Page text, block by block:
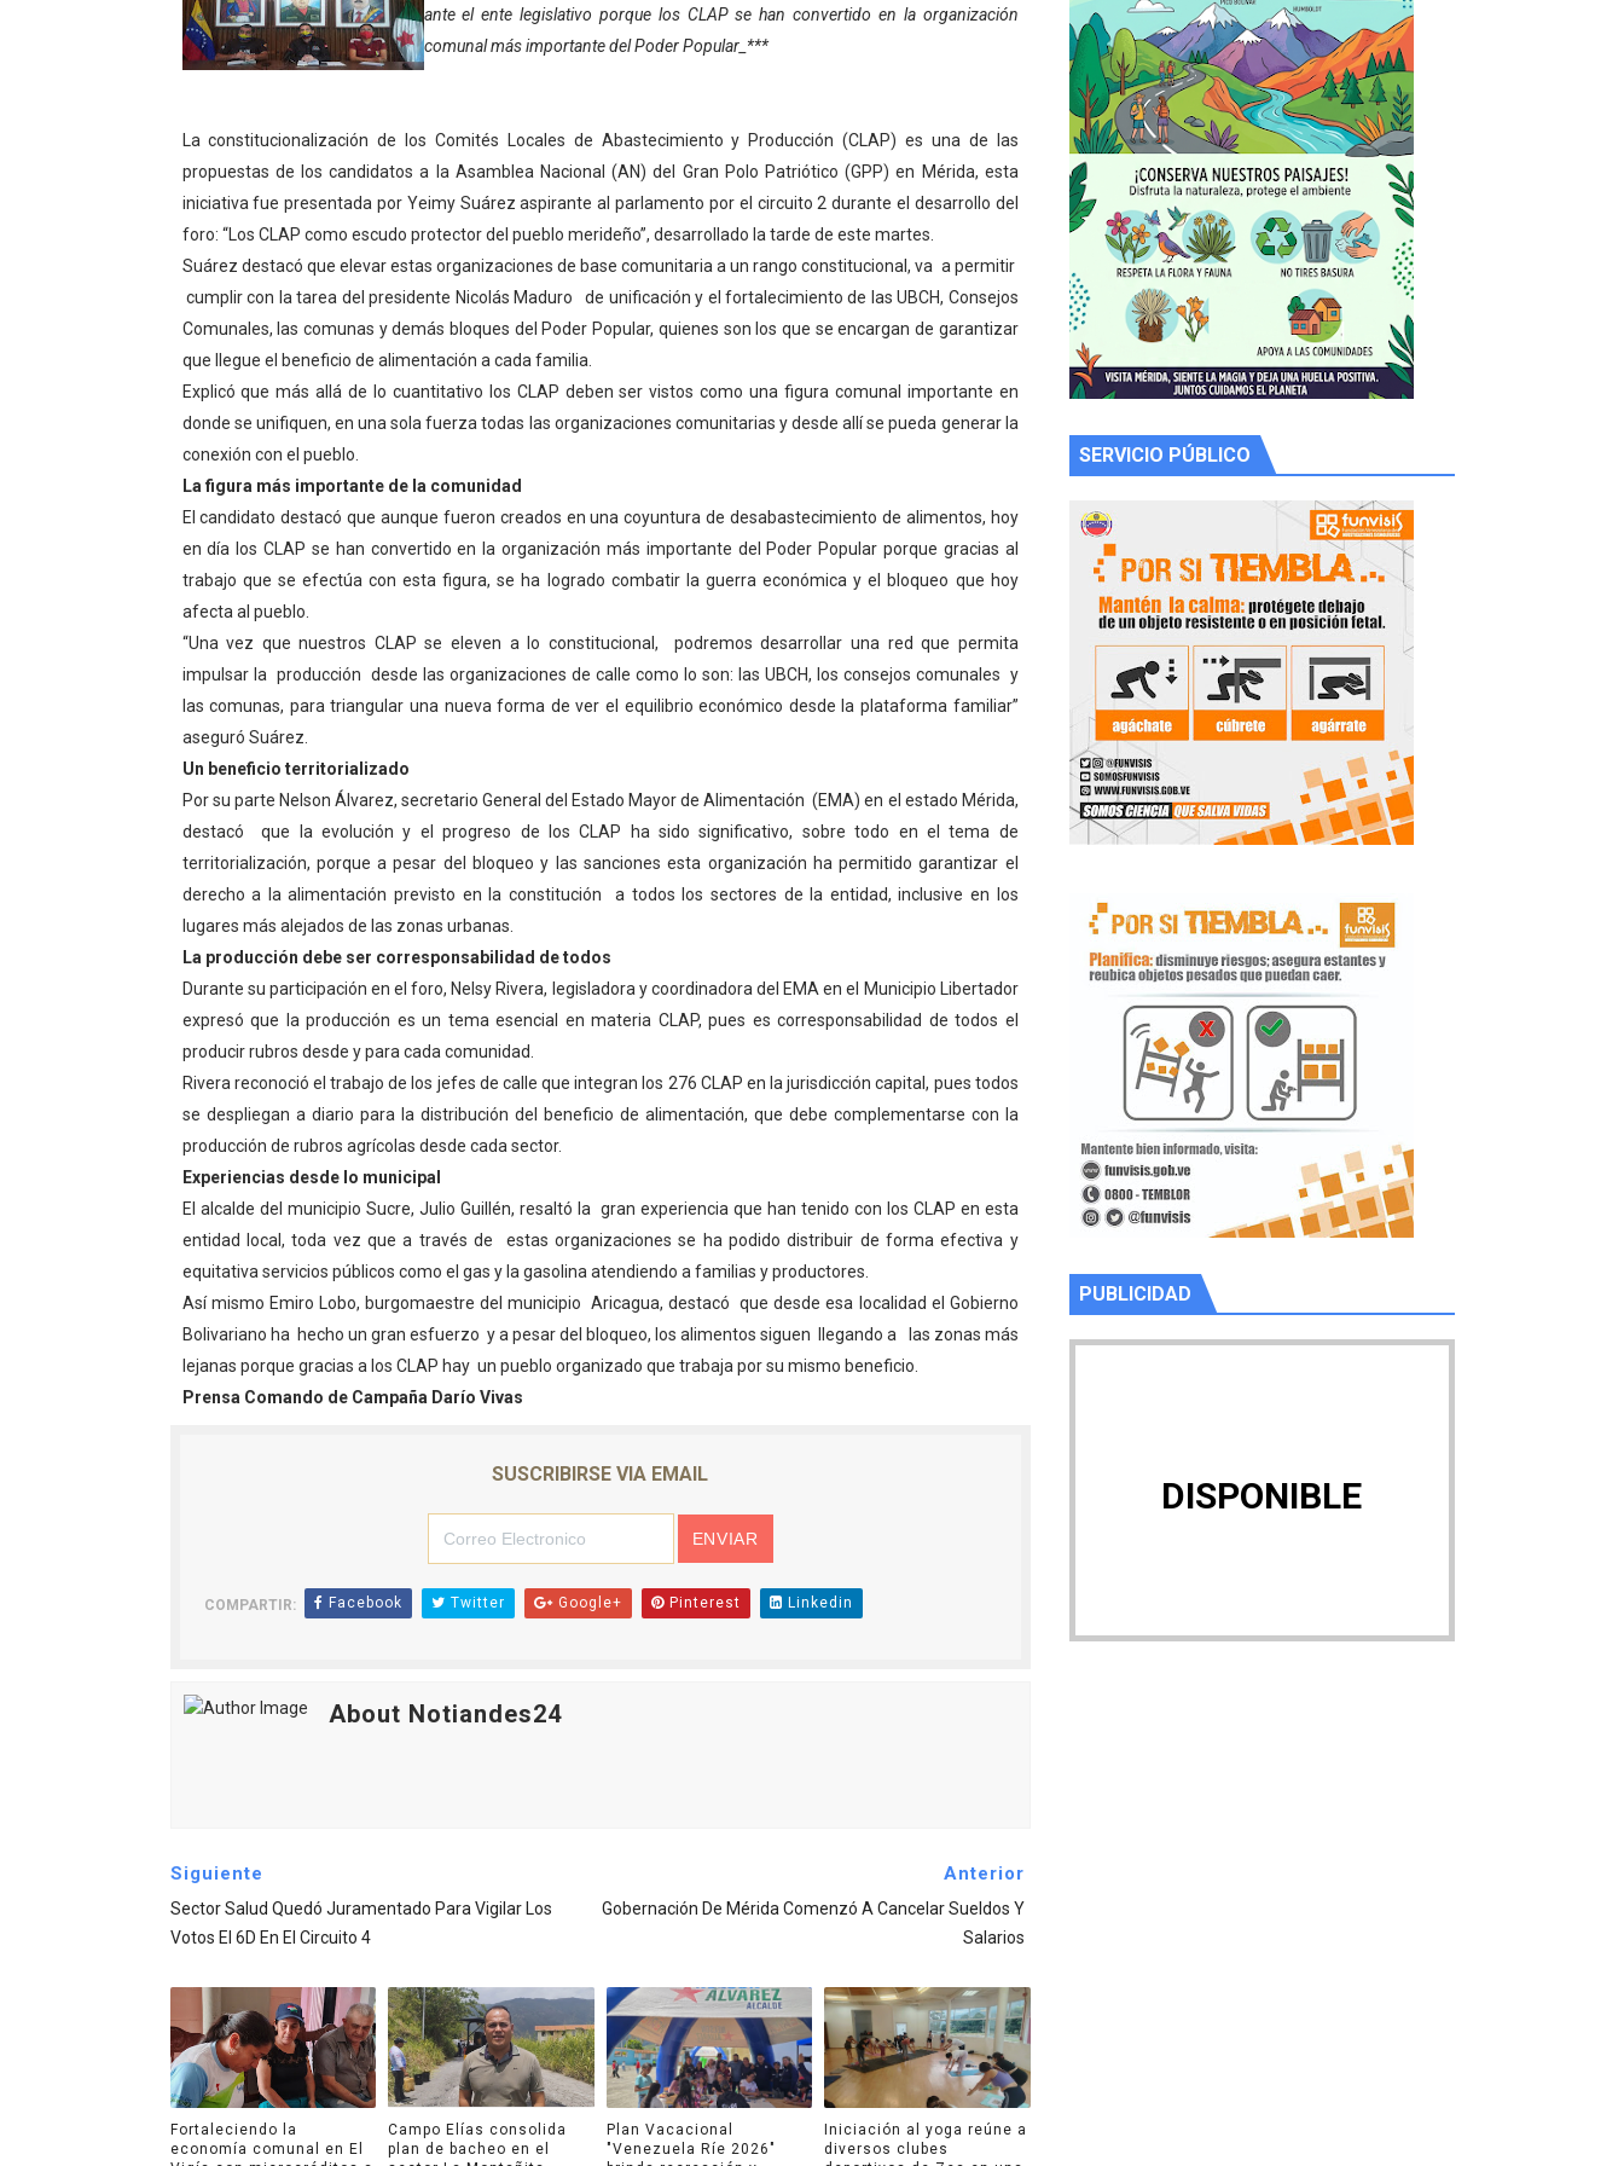
Inicia el Plan Cultura Vacacional 2026 en el estado Mérida
Merideños disfrutarán del Plan Agosto Escuelas Abiertas 2026
Recreación y formación fortalecen la integración comunitaria en Campo Elías
Club "Rápidos de Zea" brilló en el Primer Festival de Atletismo en homenaje a Giovanny Valero
84 estudiantes celebraron su graduación en el Complejo Educativo Aristóbulo Istúriz
Cmdnna lleva esperanza y atención a casas de abrigo en Mérida
Comunas de Obispo Ramos de Lora avanzan hacia el empoderamiento y la autogestión
Arrancó Plan Vacacional Comunitario Venezuela Renace 2026 en la Don Perucho
Plan Vacacional Venezuela Renace 2026 arrancó con alegría en Lagunillas
Venezuela Renace 2026 lleva sonrisas y prevención a Torondoy
Mérida impulsa el mapa de conocimientos con Encuentro de Formadores Comunales de la Unacom
Complejo Educativo Talento Deportivo lanza Plan Agosto Escuelas Abiertas 2026
Arnaldo Sánchez reinaugura Parque Recreacional Tilingo del Niño y la Niña Azulitense
Corposalud inició talleres para aspirantes al curso de Emergencia Prehospitalaria
ante el ente legislativo porque los CLAP se han convertido en la organización
comunal más importante del Poder Popular_***
La constitucionalización de los Comités Locales de Abastecimiento y Producción (CLAP) es una de las
propuestas de los candidatos a la Asamblea Nacional (AN) del Gran Polo Patriótico (GPP) en Mérida, esta
iniciativa fue presentada por Yeimy Suárez aspirante al parlamento por el circuito 2 durante el desarrollo del
foro: “Los CLAP como escudo protector del pueblo merideño”, desarrollado la tarde de este martes.
Suárez destacó que elevar estas organizaciones de base comunitaria a un rango constitucional, va a permitir
cumplir con la tarea del presidente Nicolás Maduro de unificación y el fortalecimiento de las UBCH, Consejos
Comunales, las comunas y demás bloques del Poder Popular, quienes son los que se encargan de garantizar
que llegue el beneficio de alimentación a cada familia.
Explicó que más allá de lo cuantitativo los CLAP deben ser vistos como una figura comunal importante en
donde se unifiquen, en una sola fuerza todas las organizaciones comunitarias y desde allí se pueda generar la
conexión con el pueblo.
La figura más importante de la comunidad
El candidato destacó que aunque fueron creados en una coyuntura de desabastecimiento de alimentos, hoy
en día los CLAP se han convertido en la organización más importante del Poder Popular porque gracias al
trabajo que se efectúa con esta figura, se ha logrado combatir la guerra económica y el bloqueo que hoy
afecta al pueblo.
“Una vez que nuestros CLAP se eleven a lo constitucional, podremos desarrollar una red que permita
impulsar la producción desde las organizaciones de calle como lo son: las UBCH, los consejos comunales y
las comunas, para triangular una nueva forma de ver el equilibrio económico desde la plataforma familiar”
aseguró Suárez.
Un beneficio territorializado
Por su parte Nelson Álvarez, secretario General del Estado Mayor de Alimentación (EMA) en el estado Mérida,
destacó que la evolución y el progreso de los CLAP ha sido significativo, sobre todo en el tema de
territorialización, porque a pesar del bloqueo y las sanciones esta organización ha permitido garantizar el
derecho a la alimentación previsto en la constitución a todos los sectores de la entidad, inclusive en los
lugares más alejados de las zonas urbanas.
La producción debe ser corresponsabilidad de todos
Durante su participación en el foro, Nelsy Rivera, legisladora y coordinadora del EMA en el Municipio Libertador
expresó que la producción es un tema esencial en materia CLAP, pues es corresponsabilidad de todos el
producir rubros desde y para cada comunidad.
Rivera reconoció el trabajo de los jefes de calle que integran los 276 CLAP en la jurisdicción capital, pues todos
se despliegan a diario para la distribución del beneficio de alimentación, que debe complementarse con la
producción de rubros agrícolas desde cada sector.
Experiencias desde lo municipal
El alcalde del municipio Sucre, Julio Guillén, resaltó la gran experiencia que han tenido con los CLAP en esta
entidad local, toda vez que a través de estas organizaciones se ha podido distribuir de forma efectiva y
equitativa servicios públicos como el gas y la gasolina atendiendo a familias y productores.
Así mismo Emiro Lobo, burgomaestre del municipio Aricagua, destacó que desde esa localidad el Gobierno
Bolivariano ha hecho un gran esfuerzo y a pesar del bloqueo, los alimentos siguen llegando a las zonas más
lejanas porque gracias a los CLAP hay un pueblo organizado que trabaja por su mismo beneficio.
Prensa Comando de Campaña Darío Vivas
SUSCRIBIRSE VIA EMAIL
COMPARTIR: Facebook Twitter Google+ Pinterest Linkedin
About Notiandes24
Siguiente
Sector Salud Quedó Juramentado Para Vigilar Los
Votos El 6D En El Circuito 4
Anterior
Gobernación De Mérida Comenzó A Cancelar Sueldos Y
Salarios
Fortaleciendo la
economía comunal en El
Campo Elías consolida
plan de bacheo en el
Plan Vacacional
"Venezuela Ríe 2026"
Iniciación al yoga reúne a
diversos clubes
SERVICIO PÚBLICO
PUBLICIDAD
DISPONIBLE